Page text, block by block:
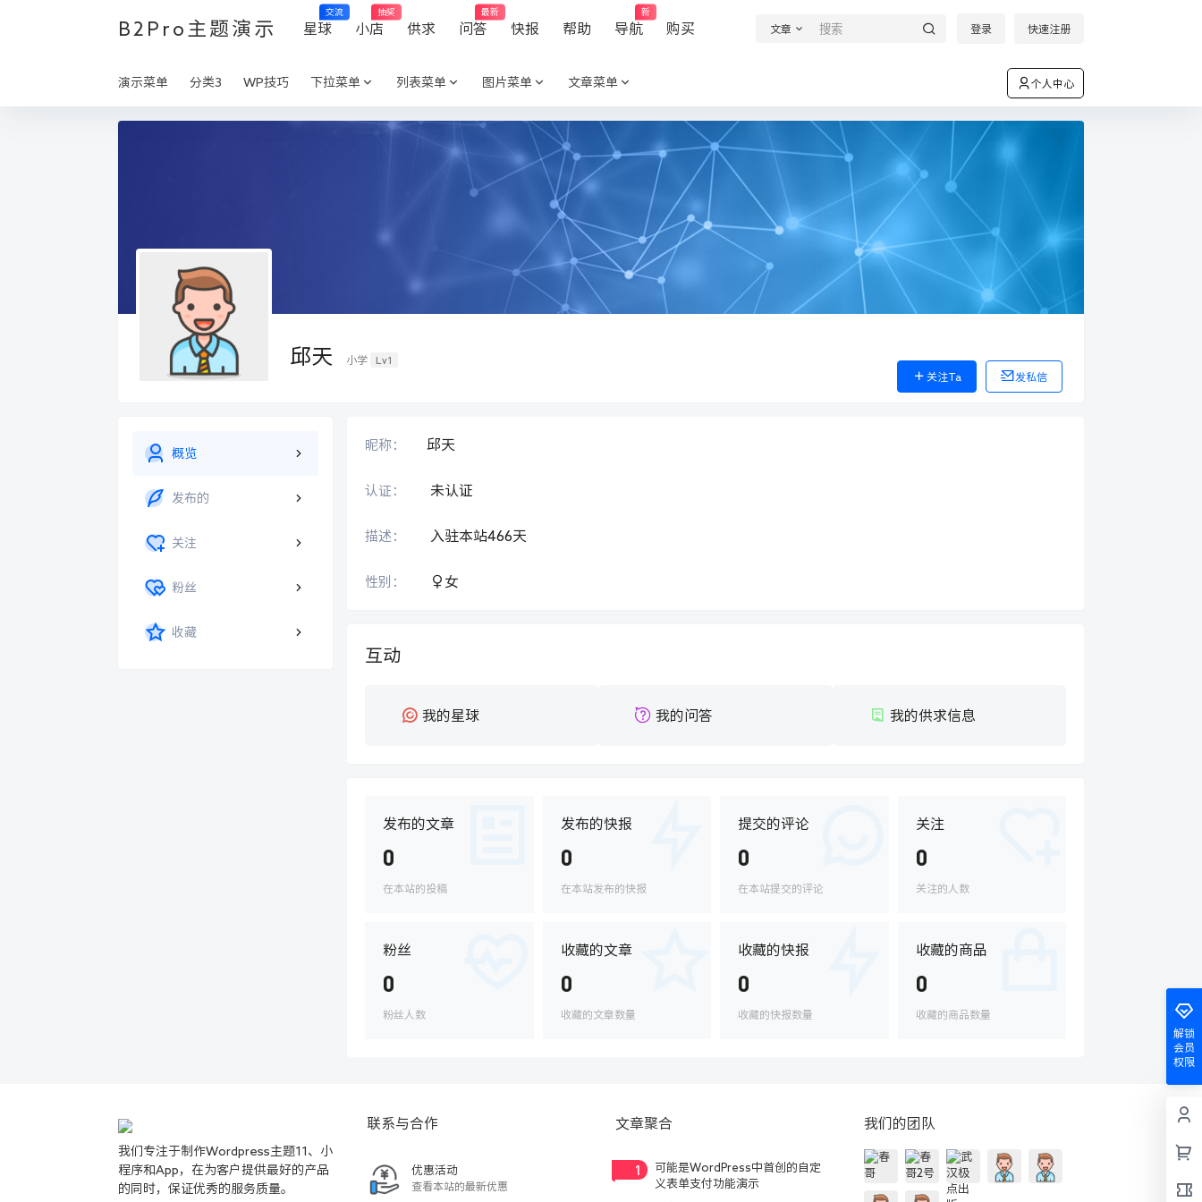
B2Pro主题演示 星球
交流
小店
抽奖
供求 问答
最新
快报 帮助 导航
新
购买 文章 登录 快速注册
演示菜单 分类3 WP技巧 下拉菜单 列表菜单 图片菜单 文章菜单 个人中心
邱天 小学 Lv1
关注Ta 发私信
概览
发布的
关注
粉丝
收藏
昵称： 邱天
认证： 未认证
描述： 入驻本站466天
性别： 女
互动
我的星球 我的问答 我的供求信息
发布的文章
0
在本站的投稿
发布的快报
0
在本站发布的快报
提交的评论
0
在本站提交的评论
关注
0
关注的人数
粉丝
0
粉丝人数
收藏的文章
0
收藏的文章数量
收藏的快报
0
收藏的快报数量
收藏的商品
0
收藏的商品数量
解锁
会员
权限
我们专注于制作Wordpress主题11、小
程序和App，在为客户提供最好的产品
的同时，保证优秀的服务质量。
联系与合作
优惠活动
查看本站的最新优惠
文章聚合
1
可能是WordPress中首创的自定
义表单支付功能演示
我们的团队